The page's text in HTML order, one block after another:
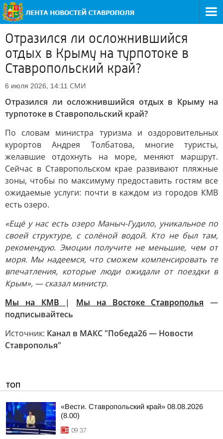
Отразился ли осложнившийся
отдых в Крыму на турпотоке в
Ставропольский край?
6 июля 2026, 14:11 СМИ
Отразился ли осложнившийся отдых в Крыму на
турпотоке в Ставропольский край?
По словам министра туризма и оздоровительных
курортов Андрея Толбатова, многие туристы,
желавшие отдохнуть на море, меняют маршрут.
Сейчас в Ставропольском крае развивают пляжные
зоны, чтобы по максимуму предоставить гостям все
ожидаемые услуги: почти в каждом из городов КМВ
есть озеро.
«Ещё у нас есть озеро Маныч-Гудило, уникальное по
своей структуре, с солёной водой. Кто не был там,
рекомендую. Эмоции получите не меньшие, чем от
моря. Мы надеемся, что сможем компенсировать те
впечатления, которые люди ожидали от поездки в
Крым», — сказал министр.
Мы на КМВ
| Мы на Востоке Ставрополья —
подписывайтесь
Источник: Канал в МАКС "Победа26 — Новости
Ставрополья"
ТОП
«Вести. Ставропольский край» 08.08.2026
(8.00)
09:37